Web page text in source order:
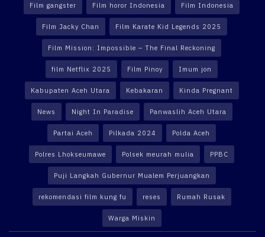
Film gangster Film horor Indonesia Film Indonesia
Film Jacky Chan Film Karate Kid Legends 2025
Film Mission: Impossible – The Final Reckoning
film Netflix 2025 Film Pinoy Imum jon
Kabupaten Aceh Utara Kebakaran Kinda Pregnant
News Night In Paradise Panwaslih Aceh Utara
Partai Aceh Pilkada 2024 Polda Aceh
Polres Lhokseumawe Polsek meurah mulia PPBC
Puji Langkah Gubernur Mualem Perjuangkan
rekomendasi film kung fu reses Rumah Rusak
Warga Miskin